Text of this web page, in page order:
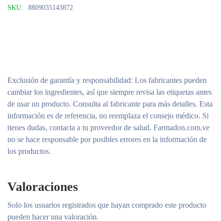
SKU: 8809035143872
Exclusión de garantía y responsabilidad: Los fabricantes pueden
cambiar los ingredientes, así que siempre revisa las etiquetas antes
de usar un producto. Consulta al fabricante para más detalles. Esta
información es de referencia, no reemplaza el consejo médico. Si
tienes dudas, contacta a tu proveedor de salud. Farmadon.com.ve
no se hace responsable por posibles errores en la información de
los productos.
Valoraciones
Solo los usuarios registrados que hayan comprado este producto
pueden hacer una valoración.